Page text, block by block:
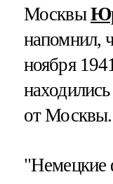
Москвы
напомнил,
ноября
от Москвы.